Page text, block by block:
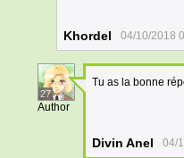
Khordel 04/10/2018
27
Author
Tu as la bonne
Divin Anel 04/